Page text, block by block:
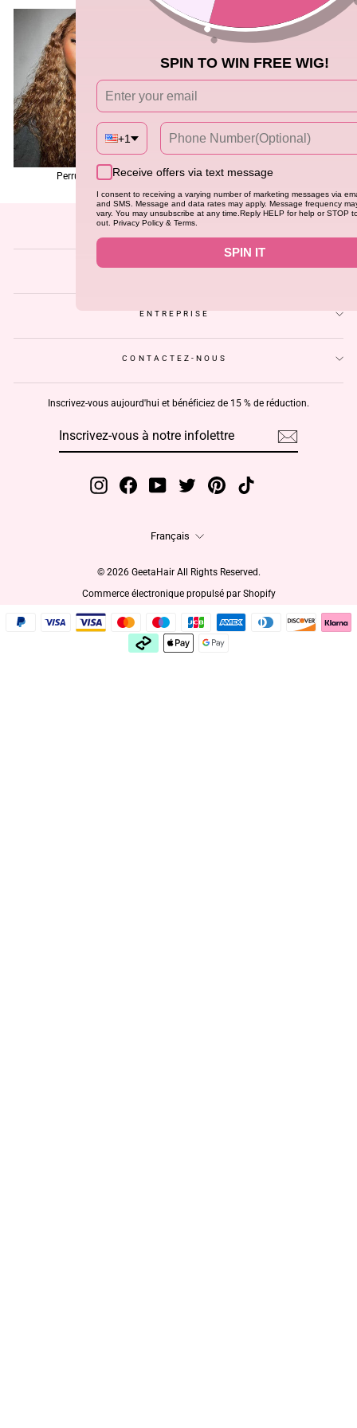
Perruque colorée Perruques en dentelle sans colle
SOUTIEN
AIDE
ENTREPRISE
CONTACTEZ-NOUS
Inscrivez-vous aujourd'hui et bénéficiez de 15 % de réduction.
INFOLETTRE
InstagramFacebookYouTube TwitterPinterest
Langue
Français
© 2026 GeetaHair All Rights Reserved.
Commerce électronique propulsé par Shopify
SPIN TO WIN FREE WIG!
+1
Receive offers via text message
I consent to receiving a varying number of marketing messages via
and SMS. Message and data rates may apply. Message frequency
vary. You may unsubscribe at any time.Reply HELP for help or STOP
out. Privacy Policy & Terms.
SPIN IT